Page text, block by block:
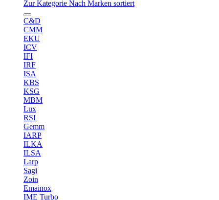
Zur Kategorie Nach Marken sortiert
C&D
CMM
EKU
ICV
IFI
IRF
ISA
KBS
KSG
MBM
Lux
RSI
Gemm
IARP
ILKA
ILSA
Larp
Sagi
Zoin
Emainox
IME Turbo